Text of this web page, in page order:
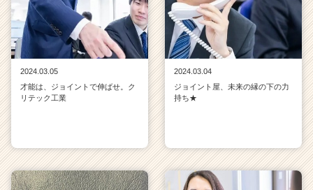
2024.03.05
才能は、ジョイントで伸ばせ。ク
リテック工業
2024.03.04
ジョイント屋、未来の縁の下の力
持ち★